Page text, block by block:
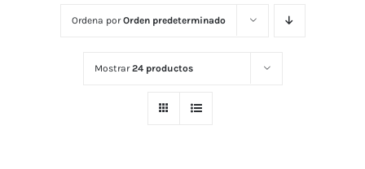
Ordena porOrden predeterminado
Mostrar24 productos